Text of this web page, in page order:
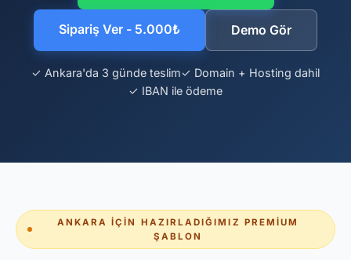
Sipariş Ver - 5.000₺ Demo Gör
✓ Ankara'da 3 günde teslim✓ Domain + Hosting dahil
✓ IBAN ile ödeme
ANKARA İÇIN HAZIRLADIĞIMIZ PREMIUM
ŞABLON